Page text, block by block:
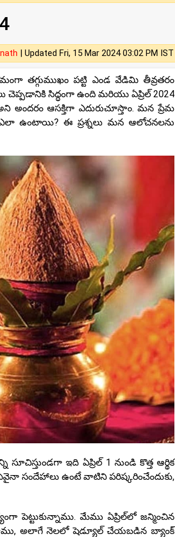
| Updated Fri, 15 Mar 2024 03:02 PM IST
తగ్గుముఖం పట్టి ఎండ వేడిమి తీవ్రతరం
చెప్పడానికి సిద్ధంగా ఉంది మరియు ఏప్రిల్ 2024
ఆస‌క్తిగా ఎదురుచూస్తాం. మన ప్రేమ
ఉంటాయి? ఈ ప్రశ్నలు మన ఆలోచనలను
ఇది ఏప్రిల్ 1 నుండి కొత్త ఆర్థిక
సందేహాలు ఉంటే వాటిని పరిష్కరించేందుకు,
మేము ఏప్రిల్‌లో జన్మించిన
అలాగే నెలలో షెడ్యూల్ చేయబడిన బ్యాంక్